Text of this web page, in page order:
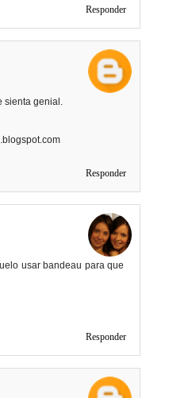
Responder
sienta genial.
Responder
usar bandeau para que
Responder